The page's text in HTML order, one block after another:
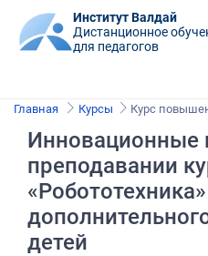
Институт Валдай
Дистанционное
для педагогов
Главная Курсы Курс
Инновационные
преподавании
детей